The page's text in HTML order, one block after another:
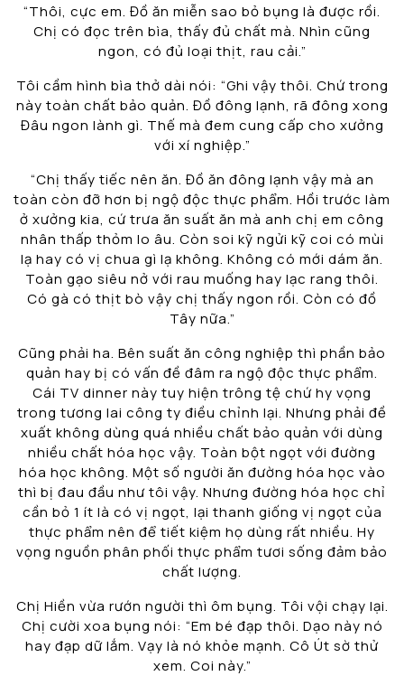
“Thôi, cực em. Đồ ăn miễn sao bỏ bụng là được rồi.
Chị có đọc trên bìa, thấy đủ chất mà. Nhìn cũng
ngon, có đủ loại thịt, rau cải.”
Tôi cầm hình bìa thở dài nói: “Ghi vậy thôi. Chứ trong
này toàn chất bảo quản. Đồ đông lạnh, rã đông xong
Đâu ngon lành gì. Thế mà đem cung cấp cho xưởng
với xí nghiệp.”
“Chị thấy tiếc nên ăn. Đồ ăn đông lạnh vậy mà an
toàn còn đỡ hơn bị ngộ độc thực phẩm. Hồi trước làm
ở xưởng kia, cứ trưa ăn suất ăn mà anh chị em công
nhân thấp thỏm lo âu. Còn soi kỹ ngửi kỹ coi có mùi
lạ hay có vị chua gì lạ không. Không có mới dám ăn.
Toàn gạo siêu nở với rau muống hay lạc rang thôi.
Có gà có thịt bò vậy chị thấy ngon rồi. Còn có đồ
Tây nữa.”
Cũng phải ha. Bên suất ăn công nghiệp thì phần bảo
quản hay bị có vấn đề đâm ra ngộ độc thực phẩm.
Cái TV dinner này tuy hiện trông tệ chứ hy vọng
trong tương lai công ty điều chỉnh lại. Nhưng phải đề
xuất không dùng quá nhiều chất bảo quản với dùng
nhiều chất hóa học vậy. Toàn bột ngọt với đường
hóa học không. Một số người ăn đường hóa học vào
thì bị đau đầu như tôi vậy. Nhưng đường hóa học chỉ
cần bỏ 1 ít là có vị ngọt, lại thanh giống vị ngọt của
thực phẩm nên để tiết kiệm họ dùng rất nhiều. Hy
vọng nguồn phân phối thực phẩm tươi sống đảm bảo
chất lượng.
Chị Hiền vừa rướn người thì ôm bụng. Tôi vội chạy lại.
Chị cười xoa bụng nói: “Em bé đạp thôi. Dạo này nó
hay đạp dữ lắm. Vạy là nó khỏe mạnh. Cô Út sờ thử
xem. Coi này.”